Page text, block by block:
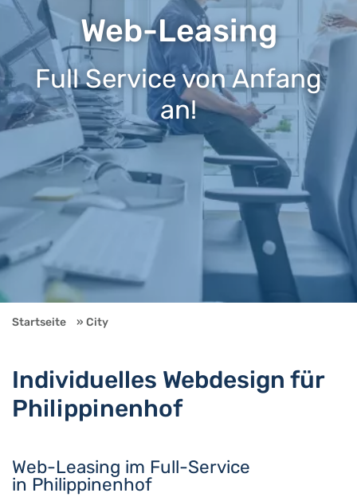
Web-Leasing
Full Service von Anfang
an!
Startseite City
Individuelles Webdesign für
Philippinenhof
Web-Leasing im Full-Service
in Philippinenhof